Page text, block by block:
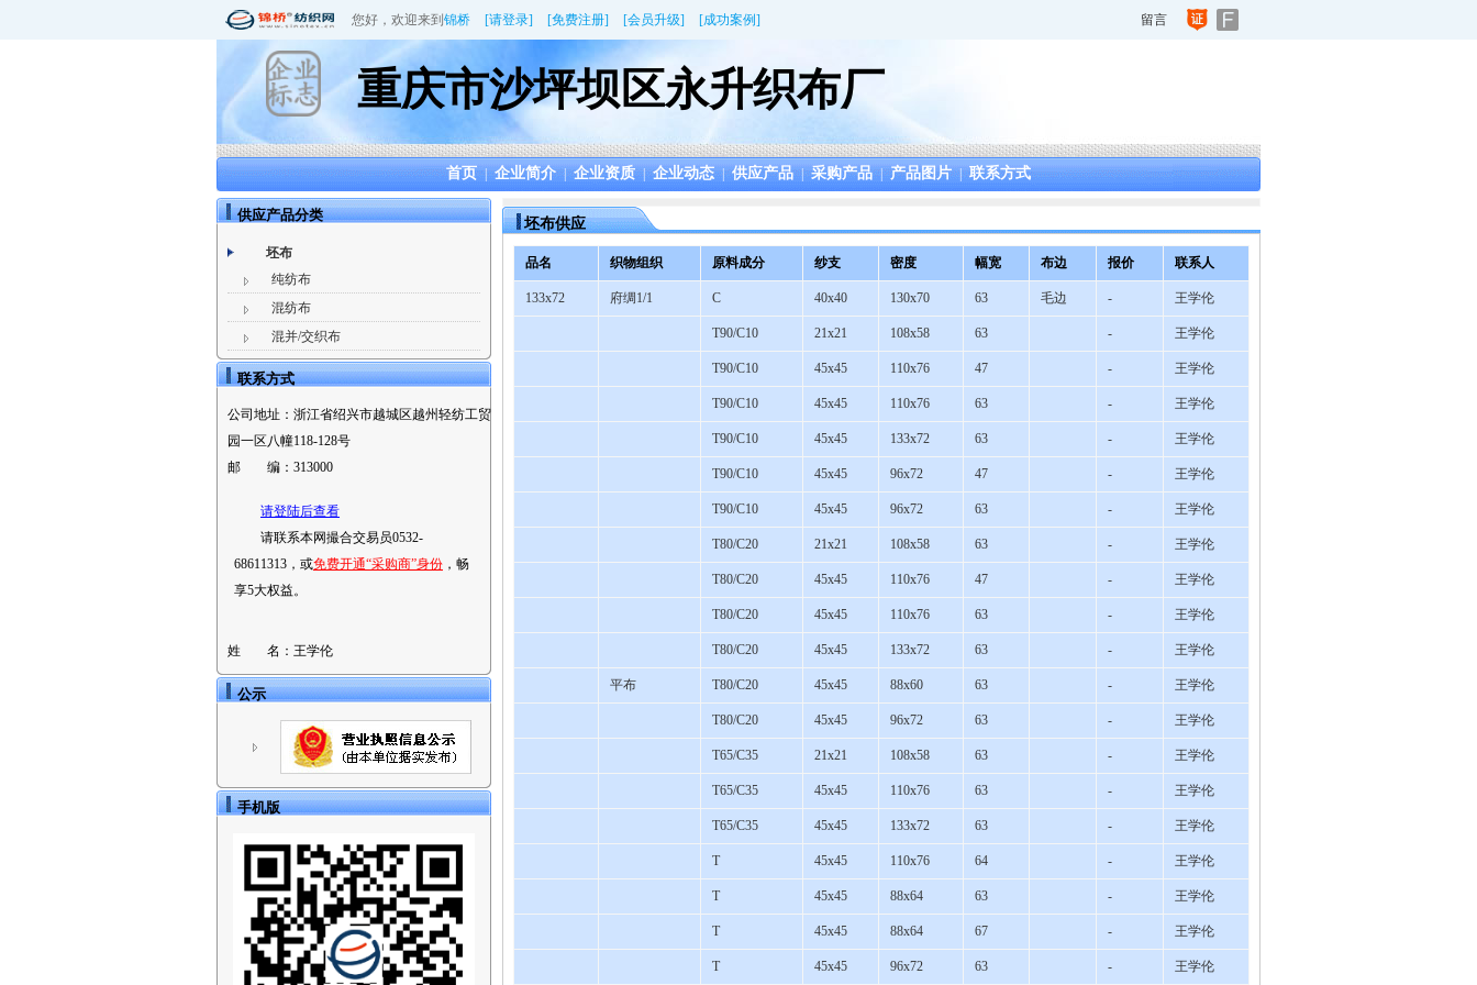
您好，欢迎来到 锦桥 [请登录] [免费注册] [会员升级] [成功案例] 留言
重庆市沙坪坝区永升织布厂
首页 | 企业简介 | 企业资质 | 企业动态 | 供应产品 | 采购产品 | 产品图片 | 联系方式
供应产品分类
坯布
纯纺布
混纺布
混并/交织布
联系方式
公司地址： 浙江省绍兴市越城区越州轻纺工贸
园一区八幢118-128号
邮 编： 313000
请登陆后查看
请联系本网撮合交易员0532-
68611313，或免费开通“采购商”身份 ，畅
享5大权益。
姓 名： 王学伦
公示
手机版
坯布供应
品名 织物组织 原料成分 纱支 密度 幅宽 布边 报价 联系人
133x72 府绸1/1 C 40x40 130x70 63 毛边 - 王学伦
T90/C10 21x21 108x58 63 - 王学伦
T90/C10 45x45 110x76 47 - 王学伦
T90/C10 45x45 110x76 63 - 王学伦
T90/C10 45x45 133x72 63 - 王学伦
T90/C10 45x45 96x72 47 - 王学伦
T90/C10 45x45 96x72 63 - 王学伦
T80/C20 21x21 108x58 63 - 王学伦
T80/C20 45x45 110x76 47 - 王学伦
T80/C20 45x45 110x76 63 - 王学伦
T80/C20 45x45 133x72 63 - 王学伦
平布 T80/C20 45x45 88x60 63 - 王学伦
T80/C20 45x45 96x72 63 - 王学伦
T65/C35 21x21 108x58 63 - 王学伦
T65/C35 45x45 110x76 63 - 王学伦
T65/C35 45x45 133x72 63 - 王学伦
T 45x45 110x76 64 - 王学伦
T 45x45 88x64 63 - 王学伦
T 45x45 88x64 67 - 王学伦
T 45x45 96x72 63 - 王学伦